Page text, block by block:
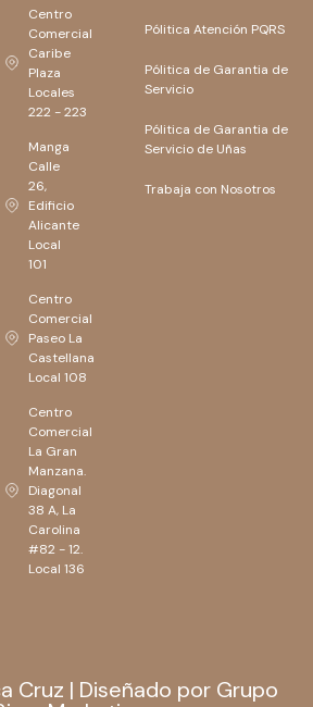
Centro
Comercial
Caribe
Plaza
Locales
222 - 223
Manga
Calle
26,
Edificio
Alicante
Local
101
Centro
Comercial
Paseo La
Castellana
Local 108
Centro
Comercial
La Gran
Manzana.
Diagonal
38 A, La
Carolina
#82 - 12.
Local 136
Pólitica Atención PQRS
Pólitica de Garantia de
Servicio
Pólitica de Garantia de
Servicio de Uñas
Trabaja con Nosotros
Cruz | Diseñado por Grupo